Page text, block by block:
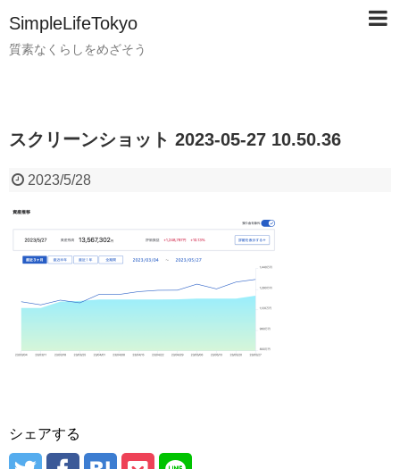
SimpleLifeTokyo
質素なくらしをめざそう
スクリーンショット 2023-05-27 10.50.36
2023/5/28
シェアする